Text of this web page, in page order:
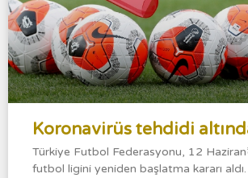
Koronavirüs tehdidi
Türkiye Futbol Federasyonu, 12
futbol ligini yeniden başlatma kararı